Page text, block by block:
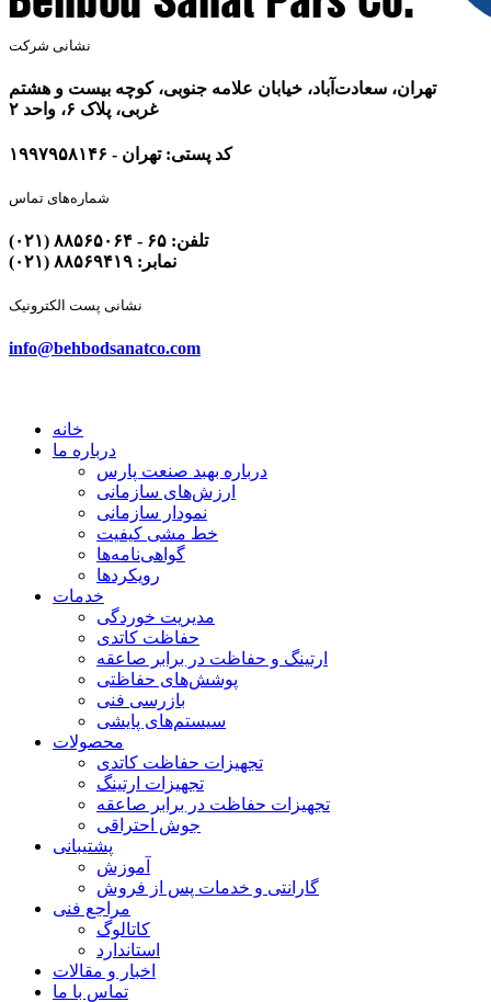
نشانی شرکت
تهران، سعادت‌آباد، خیابان علامه جنوبی، کوچه بیست و هشتم
غربی، پلاک ۶، واحد ۲
کد پستی: تهران - ۱۹۹۷۹۵۸۱۴۶
شماره‌های تماس
تلفن: ۶۵ - ۸۸۵۶۵۰۶۴ (۰۲۱)
نمابر: ۸۸۵۶۹۴۱۹ (۰۲۱)
نشانی پست الکترونیک
info@behbodsanatco.com
خانه
درباره ما
درباره بهبد صنعت پارس
ارزش‌های سازمانی
نمودار سازمانی
خط مشی کیفیت
گواهی‌نامه‌ها
رویکردها
خدمات
مدیریت خوردگی
حفاظت کاتدی
ارتینگ و حفاظت در برابر صاعقه
پوشش‌های حفاظتی
بازرسی فنی
سیستم‌های پایشی
محصولات
تجهیزات حفاظت کاتدی
تجهیزات ارتینگ
تجهیزات حفاظت در برابر صاعقه
جوش احتراقی
پشتیبانی
آموزش
گارانتی و خدمات پس از فروش
مراجع فنی
کاتالوگ
استاندارد
اخبار و مقالات
تماس با ما